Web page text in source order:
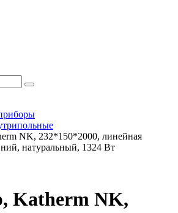
NK, 232*150*2000, линейная
натуральный, 1324 Вт
Katherm NK,